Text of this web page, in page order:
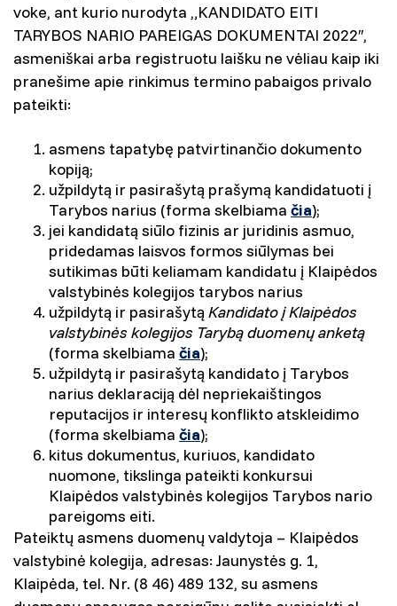
voke, ant kurio nurodyta „KANDIDATO EITI
TARYBOS NARIO PAREIGAS DOKUMENTAI 2022″,
asmeniškai arba registruotu laišku ne vėliau kaip iki
pranešime apie rinkimus termino pabaigos privalo
pateikti:
asmens tapatybę patvirtinančio dokumento
kopiją;
užpildytą ir pasirašytą prašymą kandidatuoti į
Tarybos narius (forma skelbiama čia);
jei kandidatą siūlo fizinis ar juridinis asmuo,
pridedamas laisvos formos siūlymas bei
sutikimas būti keliamam kandidatu į Klaipėdos
valstybinės kolegijos tarybos narius
užpildytą ir pasirašytą Kandidato į Klaipėdos
valstybinės kolegijos Tarybą duomenų anketą
(forma skelbiama čia);
užpildytą ir pasirašytą kandidato į Tarybos
narius deklaraciją dėl nepriekaištingos
reputacijos ir interesų konflikto atskleidimo
(forma skelbiama čia);
kitus dokumentus, kuriuos, kandidato
nuomone, tikslinga pateikti konkursui
Klaipėdos valstybinės kolegijos Tarybos nario
pareigoms eiti.
Pateiktų asmens duomenų valdytoja – Klaipėdos
valstybinė kolegija, adresas: Jaunystės g. 1,
Klaipėda, tel. Nr. (8 46) 489 132, su asmens